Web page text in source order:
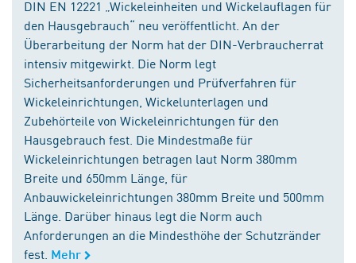
DIN EN 12221 „Wickeleinheiten und Wickelauflagen für
den Hausgebrauch“ neu veröffentlicht. An der
Überarbeitung der Norm hat der DIN-Verbraucherrat
intensiv mitgewirkt. Die Norm legt
Sicherheitsanforderungen und Prüfverfahren für
Wickeleinrichtungen, Wickelunterlagen und
Zubehörteile von Wickeleinrichtungen für den
Hausgebrauch fest. Die Mindestmaße für
Wickeleinrichtungen betragen laut Norm 380mm
Breite und 650mm Länge, für
Anbauwickeleinrichtungen 380mm Breite und 500mm
Länge. Darüber hinaus legt die Norm auch
Anforderungen an die Mindesthöhe der Schutzränder
fest. Mehr